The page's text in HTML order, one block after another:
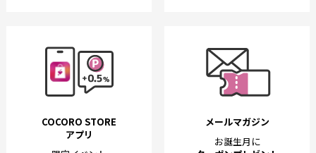
COCORO STORE
アプリ
メールマガジン
お誕生月に